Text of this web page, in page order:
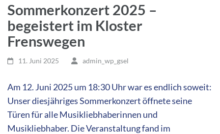
Sommerkonzert 2025 –
begeistert im Kloster
Frenswegen
11. Juni 2025 admin_wp_gsel
Am 12. Juni 2025 um 18:30 Uhr war es endlich soweit:
Unser diesjähriges Sommerkonzert öffnete seine
Türen für alle Musikliebhaberinnen und
Musikliebhaber. Die Veranstaltung fand im